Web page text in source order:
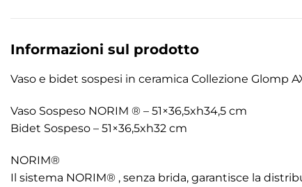
Informazioni sul prodotto
Vaso e bidet sospesi in ceramica Collezione Glomp
Vaso Sospeso NORIM ® – 51×36,5xh34,5 cm
Bidet Sospeso – 51×36,5xh32 cm
NORIM®
Il sistema NORIM® , senza brida, garantisce la